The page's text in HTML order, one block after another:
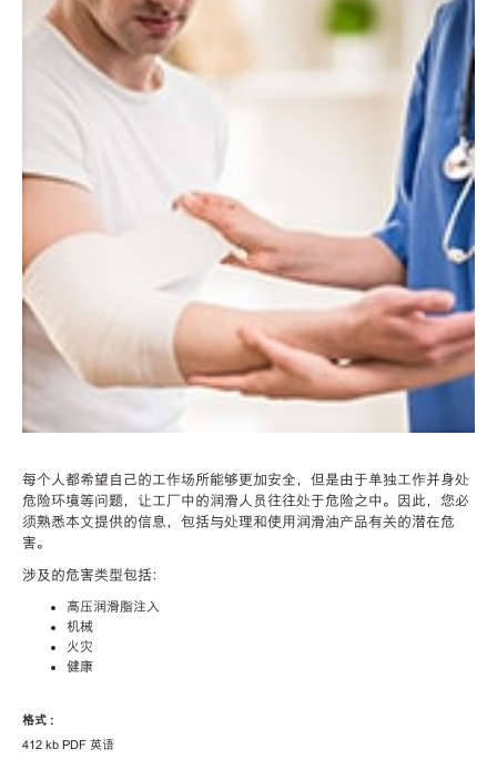
每个人都希望自己的工作场所能够更加安全，但是由于单独工作并身处
危险环境等问题，让工厂中的润滑人员往往处于危险之中。因此，您必
须熟悉本文提供的信息，包括与处理和使用润滑油产品有关的潜在危
害。
涉及的危害类型包括：
高压润滑脂注入
机械
火灾
健康
格式 :
412 kb PDF 英语